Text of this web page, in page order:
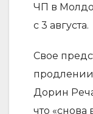
ЧП в
с 3 августа.
Свое
Дорин
что